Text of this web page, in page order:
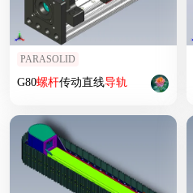
PARASOLID
G80螺杆传动直线导轨